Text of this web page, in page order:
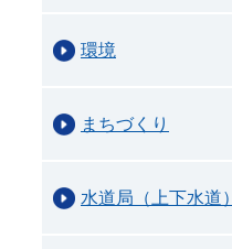
環境
まちづくり
水道局（上下水道）